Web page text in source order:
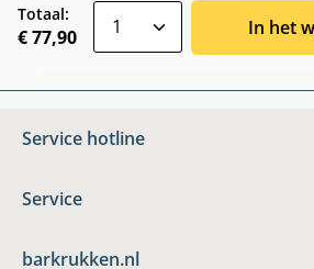
Totaal:
€ 77,90 In het
Service hotline
Service
barkrukken.nl